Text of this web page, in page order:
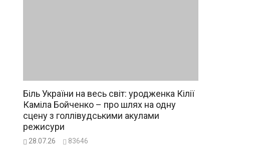
Біль України на весь світ: уродженка Кілії
Каміла Бойченко – про шлях на одну
сцену з голлівудськими акулами
режисури
28.07.26 83646